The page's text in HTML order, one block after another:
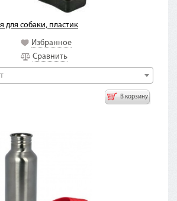
для собаки, пластик
Избранное
Сравнить
В корзину